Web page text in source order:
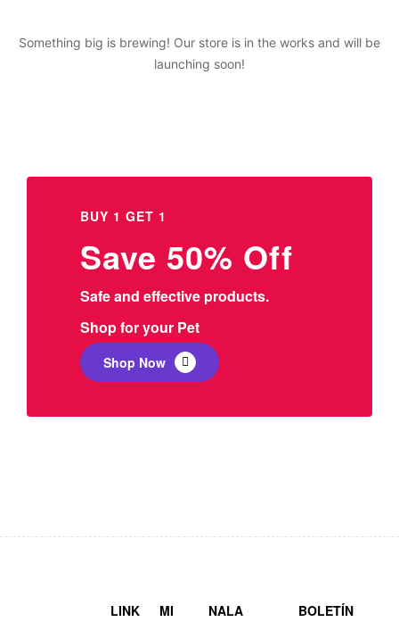
Something big is brewing! Our store is in the works and will be
launching soon!
BUY 1 GET 1
Save 50% Off
Safe and effective products.
Shop for your Pet
Shop Now
LINK
MI
NALA
BOLETÍN